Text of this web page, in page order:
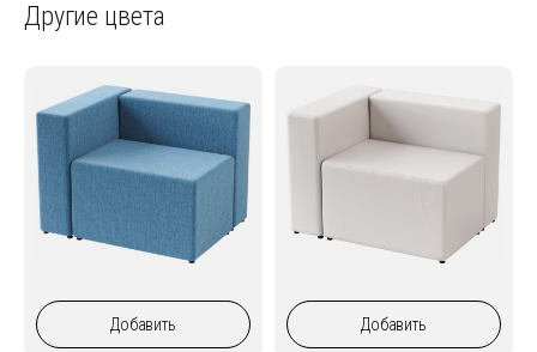
Другие цвета
Добавить Добавить